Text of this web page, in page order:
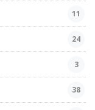
11
24
3
38